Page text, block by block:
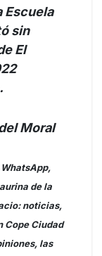
Escuela
sin
El
Moral
de la
noticias,
Cope Ciudad
las